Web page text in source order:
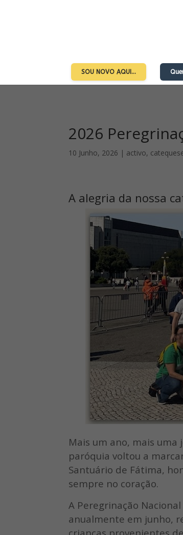
SOU NOVO AQUI…
2026
10 Junho, 2026 | activo,
A alegria da nossa
Mais um ano, mais uma
paróquia voltou a
Santuário de Fátima,
sempre no coração.
A Peregrinação
anualmente em junho,
crianças provenientes